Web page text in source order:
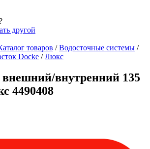
другой
товаров / Водосточные системы /
Docke / Люкс
внешний/внутренний 135
4490408